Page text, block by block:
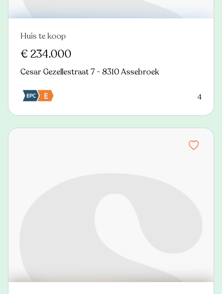
Nieuw
Huis te koop
€ 234.000
Cesar Gezellestraat 7 - 8310 Assebroek
4